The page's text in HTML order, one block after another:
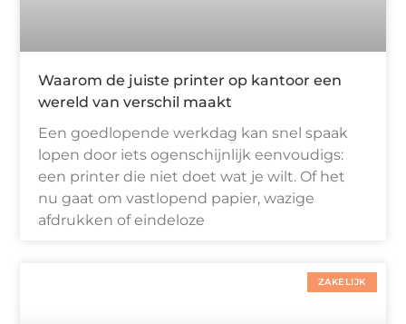
Waarom de juiste printer op kantoor een
wereld van verschil maakt
Een goedlopende werkdag kan snel spaak
lopen door iets ogenschijnlijk eenvoudigs:
een printer die niet doet wat je wilt. Of het
nu gaat om vastlopend papier, wazige
afdrukken of eindeloze
ZAKELIJK